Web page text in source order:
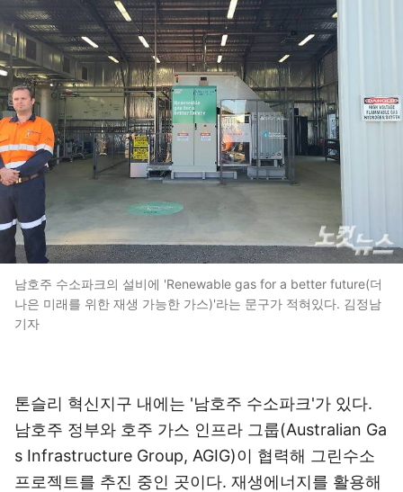
남호주 수소파크의 설비에 'Renewable gas for a better future(더
나은 미래를 위한 재생 가능한 가스)'라는 문구가 적혀있다. 김정남
기자
톤슬리 혁신지구 내에는 '남호주 수소파크'가 있다.
남호주 정부와 호주 가스 인프라 그룹(Australian Ga
s Infrastructure Group, AGIG)이 협력해 그린수소
프로젝트를 추진 중인 곳이다. 재생에너지를 활용해